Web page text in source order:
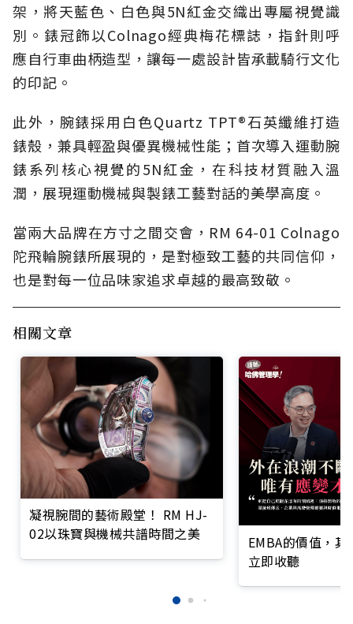
架，將天藍色、白色與5N紅金交織出專屬視覺識
別。錶冠飾以Colnago經典梅花標誌，指針則呼
應自行車曲柄造型，讓每一處設計皆承載騎行文化
的印記。
此外，腕錶採用白色Quartz TPT®石英纖維打造
錶殼，兼具輕盈與優異機械性能；首次導入運動腕
錶系列核心視覺的5N紅金，在科技材質融入溫
潤，展現運動機械與製錶工藝對話的美學高度。
當兩大品牌在方寸之間交會，RM 64-01 Colnago
陀飛輪腕錶所展現的，是對極致工藝的共同信仰，
也是對每一位品味家追求卓越的最高致敬。
相關文章
凝視腕間的藝術殿堂！ RM HJ-
02以珠寶與機械共譜時間之美
EMBA的價值，
立即收聽